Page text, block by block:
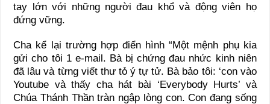
tay lớn với những người đau khổ và động viên họ
đứng vững.
Cha kể lại trường hợp điển hình “Một mệnh phụ kia
gửi cho tôi 1 e-mail. Bà bị chứng đau nhức kinh niên
đã lâu và từng viết thư tỏ ý tự tử. Bà bảo tôi: ‘con vào
Youtube và thấy cha hát bài ‘Everybody Hurts’ và
Chúa Thánh Thần tràn ngập lòng con. Con đang sống